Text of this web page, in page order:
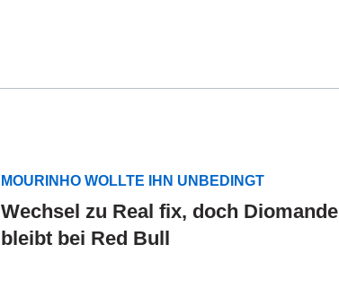
MOURINHO WOLLTE IHN UNBEDINGT
Wechsel zu Real fix, doch Diomande
bleibt bei Red Bull